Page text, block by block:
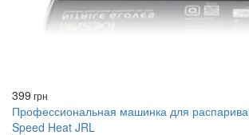
399 грн
Профессиональная машинка для
Speed ​​Heat JRL